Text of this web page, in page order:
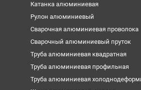
Катанка алюминиевая
Рулон алюминиевый
Сварочная алюминиевая проволока
Сварочный алюминиевый пруток
Труба алюминиевая квадратная
Труба алюминиевая профильная
Труба алюминиевая